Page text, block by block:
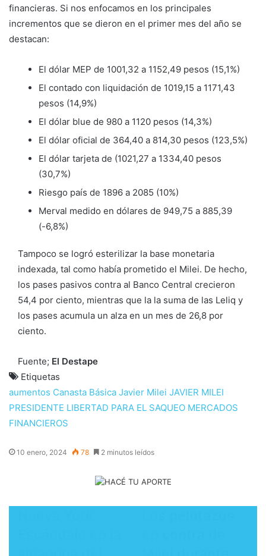
financieras. Si nos enfocamos en los principales
incrementos que se dieron en el primer mes del año se
destacan:
El dólar MEP de 1001,32 a 1152,49 pesos (15,1%)
El contado con liquidación de 1019,15 a 1171,43
pesos (14,9%)
El dólar blue de 980 a 1120 pesos (14,3%)
El dólar oficial de 364,40 a 814,30 pesos (123,5%)
El dólar tarjeta de (1021,27 a 1334,40 pesos
(30,7%)
Riesgo país de 1896 a 2085 (10%)
Merval medido en dólares de 949,75 a 885,39
(-6,8%)
Tampoco se logró esterilizar la base monetaria
indexada, tal como había prometido el Milei. De hecho,
los pases pasivos contra al Banco Central crecieron
54,4 por ciento, mientras que la la suma de las Leliq y
los pases acumula un alza en un mes de 26,8 por
ciento.
Fuente; El Destape
Etiquetas
aumentos Canasta Básica Javier Milei JAVIER MILEI
PRESIDENTE LIBERTAD PARA EL SAQUEO MERCADOS
FINANCIEROS
10 enero, 2024 78 2 minutos leídos